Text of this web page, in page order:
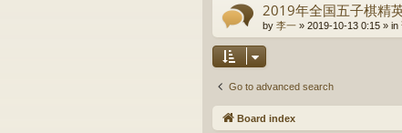
2019年全国五子棋精
by 李一 » 2019-10-13 0:15 » in
Go to advanced search
Board index